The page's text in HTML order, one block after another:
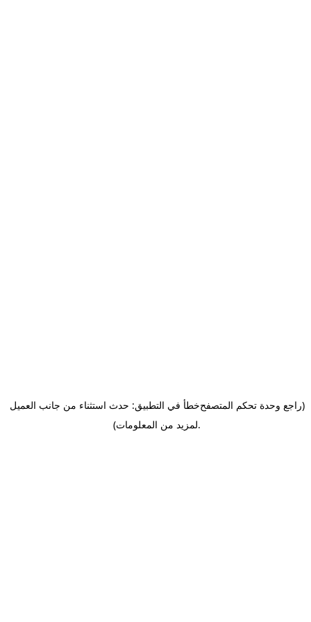
خطأ في التطبيق: حدث استثناء من جانب العميل(راجع وحدة تحكم المتصفح
لمزيد من المعلومات).